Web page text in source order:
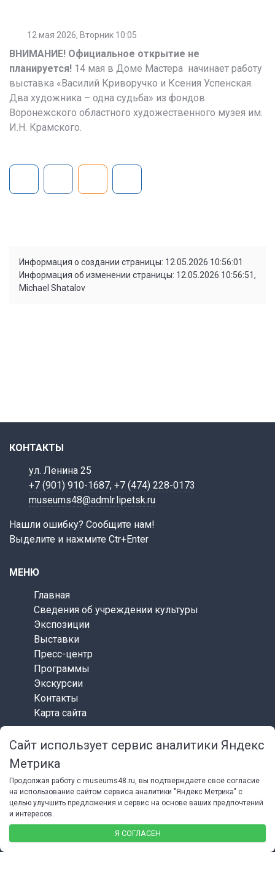
12 мая 2026, Вторник 10:05
ВНИМАНИЕ! Официальное открытие не
планируется! 14 мая в Доме Мастера начинает работу
выставка «Василий Криворучко и Ксения Успенская.
Два художника – одна судьба» из фондов
Воронежского областного художественного музея им.
И.Н. Крамского.
Информация о создании страницы: 12.05.2026 10:56:01
Информация об изменении страницы: 12.05.2026 10:56:51,
Michael Shatalov
КОНТАКТЫ
ул. Ленина 25
+7 (901) 910-1687, +7 (474) 228-0173
museums48@admlr.lipetsk.ru
Нашли ошибку? Сообщите нам!
Выделите и нажмите Ctr+Enter
МЕНЮ
Главная
Сведения об учреждении культуры
Экспозиции
Выставки
Пресс-центр
Программы
Экскурсии
Контакты
Карта сайта
СОЦИАЛЬНЫЕ СЕТИ
© 2026 Липецкий областной краеведческий музей
Сайт использует сервис аналитики Яндекс
Метрика
Продолжая работу с museums48.ru, вы подтверждаете своё согласие
на использование сайтом сервиса аналитики "Яндекс Метрика" с
целью улучшить предложения и сервис на основе ваших предпочтений
и интересов.
Я СОГЛАСЕН